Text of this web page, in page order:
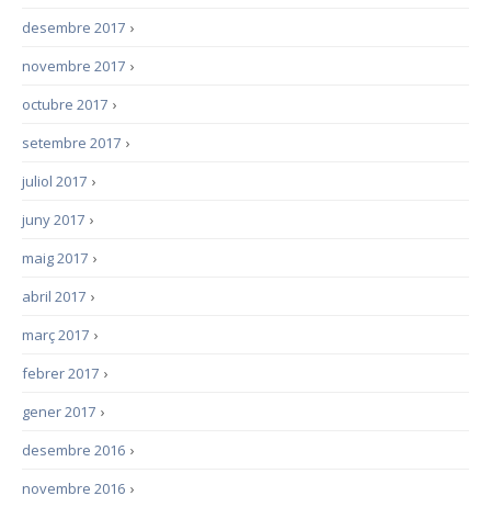
›
desembre 2017
›
novembre 2017
›
octubre 2017
›
setembre 2017
›
juliol 2017
›
juny 2017
›
maig 2017
›
abril 2017
›
març 2017
›
febrer 2017
›
gener 2017
›
desembre 2016
›
novembre 2016